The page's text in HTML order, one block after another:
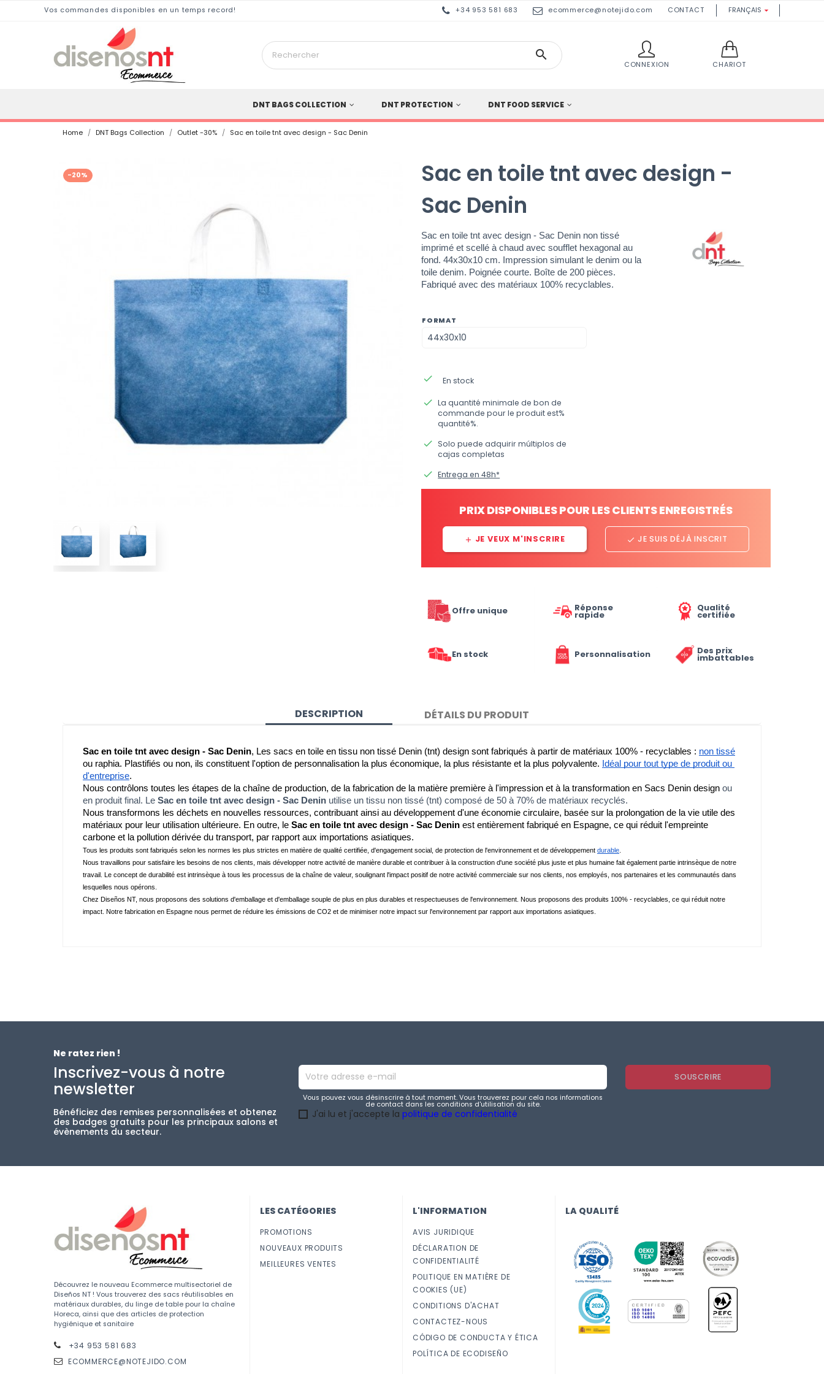
Vos commandes disponibles en un temps record! +34 953 581 683 ecommerce@notejido.com CONTACT FRANÇAIS 

CONNEXION CHARIOT
DNT BAGS COLLECTION DNT PROTECTION DNT FOOD SERVICE
Home DNT Bags Collection Outlet -30% Sac en toile tnt avec design - Sac Denin
-20%
Sac en toile tnt avec design -
Sac Denin
Sac en toile tnt avec design - Sac Denin non tissé
imprimé et scellé à chaud avec soufflet hexagonal au
fond. 44x30x10 cm. Impression simulant le denim ou la
toile denim. Poignée courte. Boîte de 200 pièces.
Fabriqué avec des matériaux 100% recyclables.
FORMAT
done En stock
done La quantité minimale de bon de
commande pour le produit est%
quantité%.
done Solo puede adquirir múltiplos de
cajas completas
done Entrega en 48h*
PRIX DISPONIBLES POUR LES CLIENTS ENREGISTRÉS
add JE VEUX M'INSCRIRE done JE SUIS DÉJÀ INSCRIT
Offre unique Réponse
rapide
Qualité
certifiée
En stock Personnalisation Des prix
imbattables
DESCRIPTION DÉTAILS DU PRODUIT
Sac en toile tnt avec design - Sac Denin, Les sacs en toile en tissu non tissé Denin (tnt) design sont fabriqués à partir de matériaux 100% - recyclables : non tissé
ou raphia. Plastifiés ou non, ils constituent l'option de personnalisation la plus économique, la plus résistante et la plus polyvalente. Idéal pour tout type de produit ou
d'entreprise.
Nous contrôlons toutes les étapes de la chaîne de production, de la fabrication de la matière première à l'impression et à la transformation en Sacs Denin design ou
en produit final. Le Sac en toile tnt avec design - Sac Denin utilise un tissu non tissé (tnt) composé de 50 à 70% de matériaux recyclés.
Nous transformons les déchets en nouvelles ressources, contribuant ainsi au développement d'une économie circulaire, basée sur la prolongation de la vie utile des
matériaux pour leur utilisation ultérieure. En outre, le Sac en toile tnt avec design - Sac Denin est entièrement fabriqué en Espagne, ce qui réduit l'empreinte
carbone et la pollution dérivée du transport, par rapport aux importations asiatiques.
Tous les produits sont fabriqués selon les normes les plus strictes en matière de qualité certifiée, d'engagement social, de protection de l'environnement et de développement durable
Nous travaillons pour satisfaire les besoins de nos clients, mais développer notre activité de manière durable et contribuer à la construction d'une société plus juste et plus humaine fait également partie intrinsèque de notre
travail. Le concept de durabilité est intrinsèque à tous les processus de la chaîne de valeur, soulignant l'impact positif de notre activité commerciale sur nos clients, nos employés, nos partenaires et les communautés dans
lesquelles nous opérons.
Chez Diseños NT, nous proposons des solutions d'emballage et d'emballage souple de plus en plus durables et respectueuses de l'environnement. Nous proposons des produits 100% - recyclables, ce qui réduit notre
impact. Notre fabrication en Espagne nous permet de réduire les émissions de CO2 et de minimiser notre impact sur l'environnement par rapport aux importations asiatiques.
Ne ratez rien !
Inscrivez-vous à notre
newsletter
Bénéficiez des remises personnalisées et obtenez
des badges gratuits pour les principaux salons et
évènements du secteur.
Vous pouvez vous désinscrire à tout moment. Vous trouverez pour cela nos informations
de contact dans les conditions d'utilisation du site.
J'ai lu et j'accepte la politique de confidentialité
Découvrez le nouveau Ecommerce multisectoriel de
Diseños NT ! Vous trouverez des sacs réutilisables en
matériaux durables, du linge de table pour la chaîne
Horeca, ainsi que des articles de protection
hygiénique et sanitaire
+34 953 581 683
ECOMMERCE@NOTEJIDO.COM
LES CATÉGORIES
PROMOTIONS
NOUVEAUX PRODUITS
MEILLEURES VENTES
L'INFORMATION
AVIS JURIDIQUE
DÉCLARATION DE
CONFIDENTIALITÉ
POLITIQUE EN MATIÈRE DE
COOKIES (UE)
CONDITIONS D'ACHAT
CONTACTEZ-NOUS
CÓDIGO DE CONDUCTA Y ÉTICA
POLÍTICA DE ECODISEÑO
LA QUALITÉ